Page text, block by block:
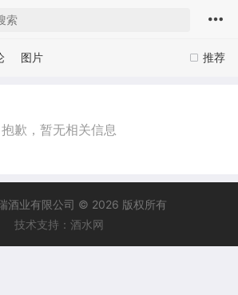
推荐
图片
抱歉，暂无相关信息
酒业有限公司 © 2026 版权所有
技术支持：酒水网